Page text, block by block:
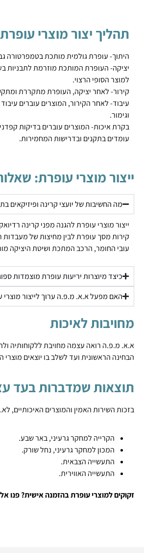
תהליך יצור מוצרי עופרת
היתוך- עופרת גולמית מותכת בטמפרטורה
יציקה- העופרת המותכת מוזרמת לתבניות
למוצר הסופי הרצוי.
קירור- לאחר יציקה, העופרת מתקררת
עיבוד- לאחר הקירור, המוצרים עוברים עיבוד
וגימור.
בקרת איכות- המוצרים עוברים בדיקות
עומדים בתקנים ובדרישות המחמירות.
ייצור מוצרי עופרת:
מה החשיבות של יועצי קרינה ופיזיקאים
ייצור מוצרי עופרת להגנה מפני קרינה
קירות מסך עופרת לבין מחיצות של מעבדות
עובי החומר, הרכב המתכת ושיטת היציקה
כיצד מיוצרות יריעות עופרת מוצמדות
האם מפעל א.א. מ.פ.ה ערוך לייצור מוצרי
מחויבות לאיכות
א.א. מ.פ.ה רואה עצמה מחויבת ללקוחותיה
הבחינה הראשונית ועד לשלב בו יוצאים
תוצאות שמדברות בעד
בזכות השירות האמין והמוצרים האיכותיים,
הקרייה למחקר גרעיני, באר שבע.
המכון למחקר גרעיני, נחל שורק.
התעשייה הצבאית.
התעשייה האווירית.
זקוקים למוצרי עופרת בהזמנה אישית? פנו אלינו